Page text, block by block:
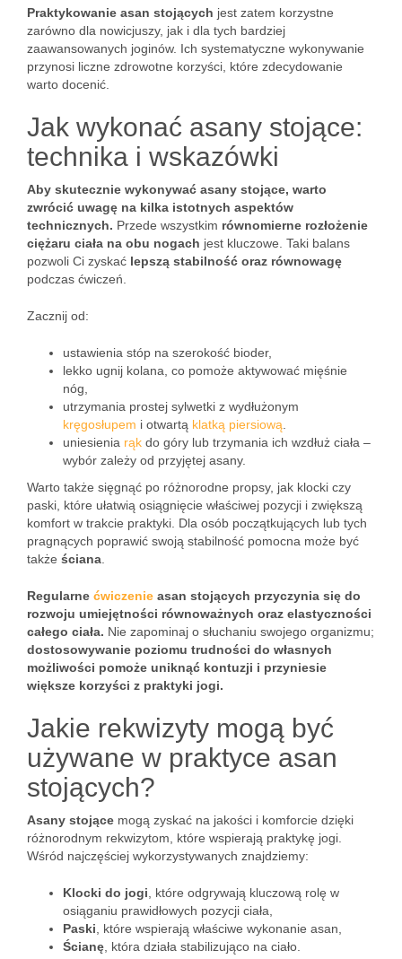
Praktykowanie asan stojących jest zatem korzystne
zarówno dla nowicjuszy, jak i dla tych bardziej
zaawansowanych joginów. Ich systematyczne wykonywanie
przynosi liczne zdrowotne korzyści, które zdecydowanie
warto docenić.
Jak wykonać asany stojące:
technika i wskazówki
Aby skutecznie wykonywać asany stojące, warto
zwrócić uwagę na kilka istotnych aspektów
technicznych. Przede wszystkim równomierne rozłożenie
ciężaru ciała na obu nogach jest kluczowe. Taki balans
pozwoli Ci zyskać lepszą stabilność oraz równowagę
podczas ćwiczeń.
Zacznij od:
ustawienia stóp na szerokość bioder,
lekko ugnij kolana, co pomoże aktywować mięśnie
nóg,
utrzymania prostej sylwetki z wydłużonym
kręgosłupem i otwartą klatką piersiową
uniesienia rąk do góry lub trzymania ich wzdłuż ciała –
wybór zależy od przyjętej asany.
Warto także sięgnąć po różnorodne propsy, jak klocki czy
paski, które ułatwią osiągnięcie właściwej pozycji i zwiększą
komfort w trakcie praktyki. Dla osób początkujących lub tych
pragnących poprawić swoją stabilność pomocna może być
także ściana
Regularne ćwiczenie asan stojących przyczynia się do
rozwoju umiejętności równoważnych oraz elastyczności
całego ciała. Nie zapominaj o słuchaniu swojego organizmu;
dostosowywanie poziomu trudności do własnych
możliwości pomoże uniknąć kontuzji i przyniesie
większe korzyści z praktyki jogi.
Jakie rekwizyty mogą być
używane w praktyce asan
stojących?
Asany stojące mogą zyskać na jakości i komforcie dzięki
różnorodnym rekwizytom, które wspierają praktykę jogi.
Wśród najczęściej wykorzystywanych znajdziemy:
Klocki do jogi , które odgrywają kluczową rolę w
osiąganiu prawidłowych pozycji ciała,
Paski , które wspierają właściwe wykonanie asan,
Ścianę , która działa stabilizująco na ciało.